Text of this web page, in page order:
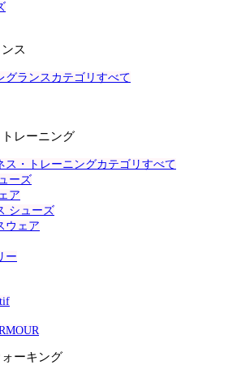
ス
グランスカテゴリすべて
レーニング
ス・トレーニングカテゴリすべて
ーズ
ア
シューズ
ウェア
ー
ーキング